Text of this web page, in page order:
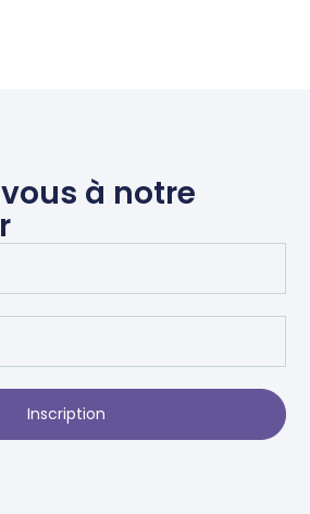
à notre
Inscription